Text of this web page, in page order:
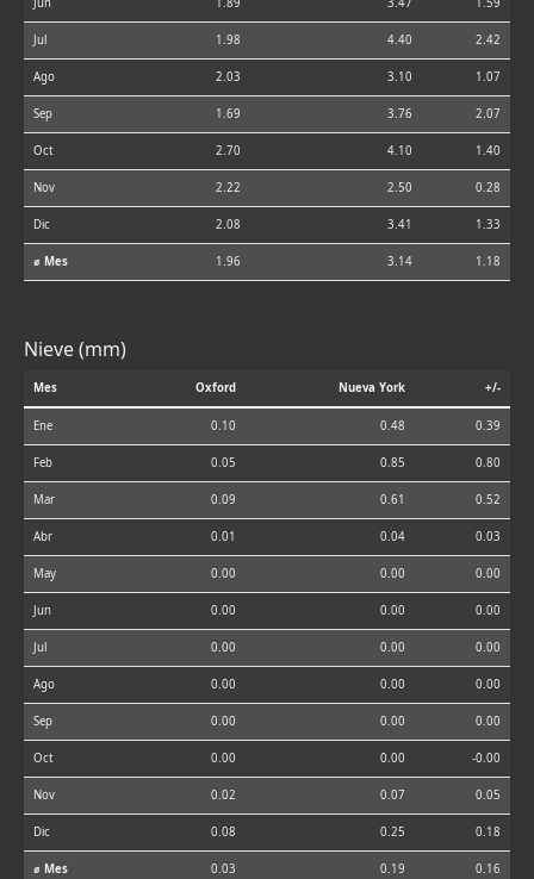
Jun 1.89 3.47 1.59
Jul 1.98 4.40 2.42
Ago 2.03 3.10 1.07
Sep 1.69 3.76 2.07
Oct 2.70 4.10 1.40
Nov 2.22 2.50 0.28
Dic 2.08 3.41 1.33
⌀ Mes 1.96 3.14 1.18
Nieve (mm)
Mes Oxford Nueva York +/-
Ene 0.10 0.48 0.39
Feb 0.05 0.85 0.80
Mar 0.09 0.61 0.52
Abr 0.01 0.04 0.03
May 0.00 0.00 0.00
Jun 0.00 0.00 0.00
Jul 0.00 0.00 0.00
Ago 0.00 0.00 0.00
Sep 0.00 0.00 0.00
Oct 0.00 0.00 -0.00
Nov 0.02 0.07 0.05
Dic 0.08 0.25 0.18
⌀ Mes 0.03 0.19 0.16